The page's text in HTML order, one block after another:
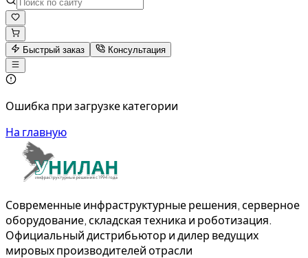
Быстрый заказ Консультация
Ошибка при загрузке категории
На главную
Современные инфраструктурные решения, серверное
оборудование, складская техника и роботизация.
Официальный дистрибьютор и дилер ведущих
мировых производителей отрасли